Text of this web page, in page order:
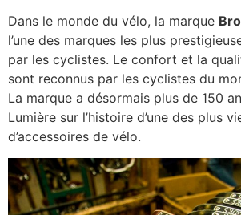
Dans le monde du vélo, la marque
l’une des marques les plus
par les cyclistes. Le confort et la
sont reconnus par les cyclistes du
La marque a désormais plus de 150
Lumière sur l’histoire d’une des plus
d’accessoires de vélo.